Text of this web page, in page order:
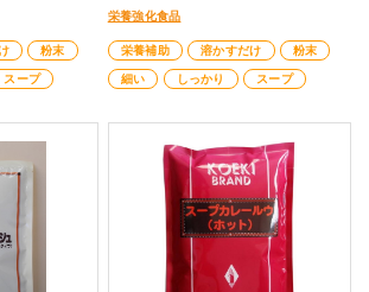
粉末
スープ
栄養強化食品
栄養補助 溶かすだけ
粉末
細い
しっかり スープ